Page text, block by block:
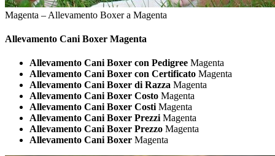
Magenta – Allevamento Boxer a Magenta
Allevamento Cani Boxer Magenta
Allevamento Cani Boxer con Pedigree Magenta
Allevamento Cani Boxer con Certificato Magenta
Allevamento Cani Boxer di Razza Magenta
Allevamento Cani Boxer Costo Magenta
Allevamento Cani Boxer Costi Magenta
Allevamento Cani Boxer Prezzi Magenta
Allevamento Cani Boxer Prezzo Magenta
Allevamento Cani Boxer Magenta